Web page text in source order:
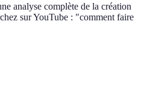
analyse complète de la création
sur YouTube : "comment faire